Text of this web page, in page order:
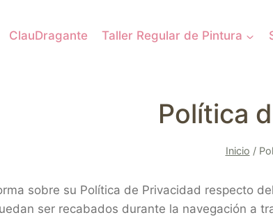
ClauDragante Taller Regular de Pintura
Política
Inicio /
sobre su Política de Privacidad respecto
ser recabados durante la navegación a